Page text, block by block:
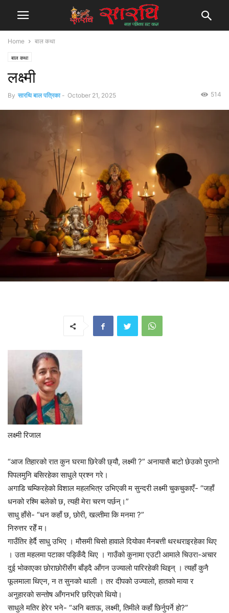
Home बाल कथा
बाल कथा
लक्ष्मी
By सारथि बाल पत्रिका - October 21, 2025 514
लक्ष्मी रिजाल
“आज तिहारको रात कुन घरमा छिरेकी छ्यौ, लक्ष्मी ?” अनायासै बाटो छेउको पुरानो
पिपलमुनि बसिरहेका साधुले प्रश्न गरे।
अगाडि चम्किरहेको विशाल महलभित्र उभिएकी म सुन्दरी लक्ष्मी चुकचुकाएँ- “जहाँ
धनको रश्मि बलेको छ, त्यही मेरा चरण पर्छन्।”
साधु हाँसे- “धन कहाँ छ, छोरी, खल्तीमा कि मनमा ?”
निरुत्तर रहेँ म।
गाउँतिर हेर्दै साधु उभिए । मौसमी चिसो हावाले दियोका मैनबत्ती थरथराइरहेका थिए
। उता महलमा पटाका पड्किँदै थिए । गाउँको कुनामा एउटी आमाले चिउरा-अचार
दुई भोकाएका छोराछोरीसँग बाँड्दै आँगन उज्यालो पारिरहेकी थिइन् । त्यहाँ कुनै
फूलमाला थिएन, न त सुनको थाली । तर दीपको उज्यालो, हातको माया र
अनुहारको सन्तोष आँगनभरि छरिएको थियो।
साधुले मतिर हेरेर भने- “अनि बताऊ, लक्ष्मी, तिमीले कहाँ छिर्नुपर्ने हो?”